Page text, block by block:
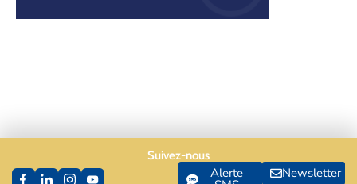
Suivez-nous
Alerte Newsletter